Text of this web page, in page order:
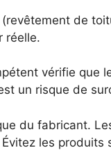
de
réelle.
vérifie que
un risque de
du fabricant.
les